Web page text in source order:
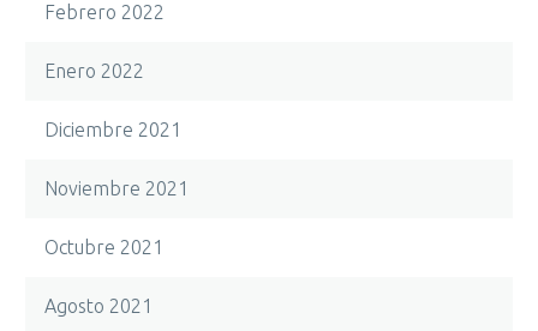
Febrero 2022
Enero 2022
Diciembre 2021
Noviembre 2021
Octubre 2021
Agosto 2021